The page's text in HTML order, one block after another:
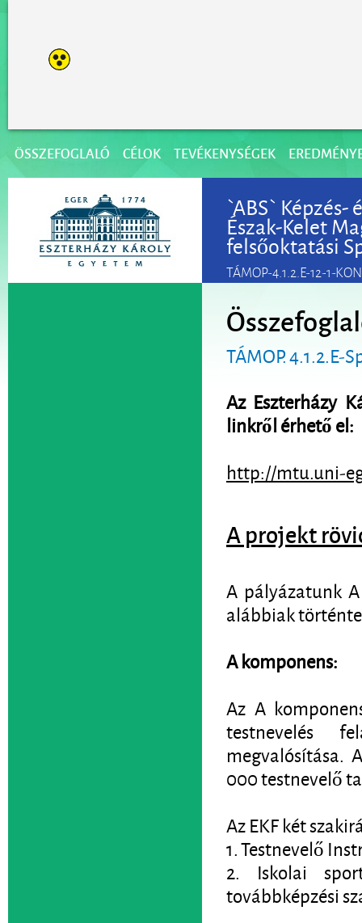
ÖSSZEFOGLALÓ CÉLOK TEVÉKENYSÉGEK
`ABS`
Észak-Kelet
felsőoktatási
TÁMOP-4.1.2.E-12-1-
TÁMOP.
Az Eszterházy
linkről érhető el:
http://mtu.uni-
A projekt
A pályázatunk
alábbiak
A komponens:
Az A
testnevelés
megvalósítása.
000 testnevelő
Az EKF két
1. Testnevelő
2. Iskolai
továbbképzési